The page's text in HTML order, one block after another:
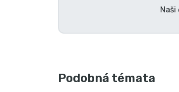
Podobná témata